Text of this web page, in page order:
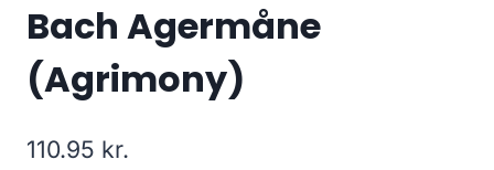
Bach Agermåne
(Agrimony)
110.95 kr.